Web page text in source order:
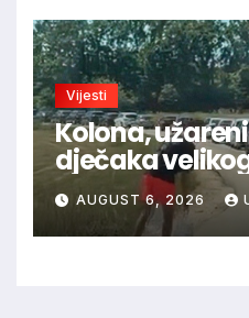
Vijesti
Kolona,
dječaka
granice
AUGUST 6, 2026